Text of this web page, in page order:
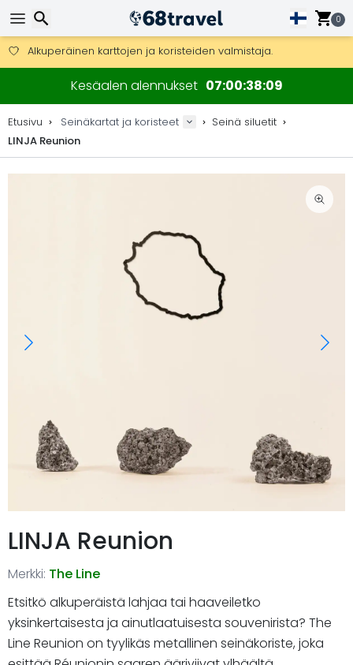
0
Ilmainen toimitus yli 275 € tilauksiin.
Mahdollisuus lähettää DHL Express -lähetyksenä (toimitus 24
30 päivää palautukseen, 90 päivää puukarttoihin ja koristeisiin.
Alkuperäinen karttojen ja koristeiden valmistaja.
Kesäalen alennukset 07003808
Etusivu Seinäkartat ja koristeet
Seinä siluetit
LINJA Reunion
LINJA Reunion
Merkki: The Line
Etsitkö alkuperäistä lahjaa tai haaveiletko
yksinkertaisesta ja ainutlaatuisesta souvenirista? The
Line Reunion on tyylikäs metallinen seinäkoriste, joka
Etsi